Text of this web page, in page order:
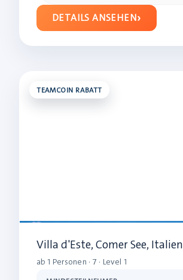
DETAILS ANSEHEN
TEAMCOIN RABATT
Villa d'Este, Comer See, Italien
ab 1 Personen · 7 · Level 1